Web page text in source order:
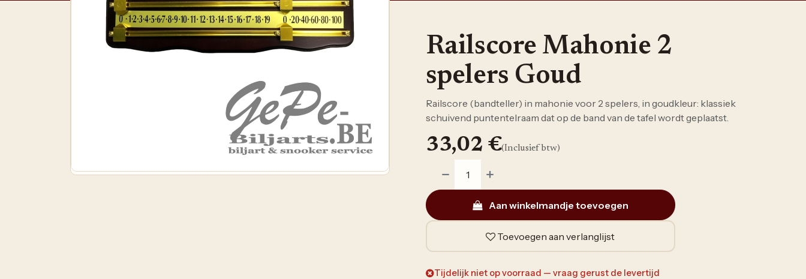
Railscore Mahonie 2
spelers Goud
Railscore (bandteller) in mahonie voor 2 spelers, in goudkleur: klassiek
schuivend puntentelraam dat op de band van de tafel wordt geplaatst.
Aan winkelmandje toevoegen
Toevoegen aan verlanglijst
33,02 €(Inclusief btw)
Tijdelijk niet op voorraad — vraag gerust de levertijd